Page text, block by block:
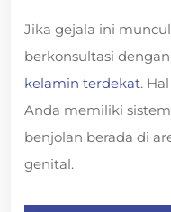
Jika gejala ini
berkonsultasi dengan
kelamin terdekat.
Anda memiliki
benjolan berada di
genital.